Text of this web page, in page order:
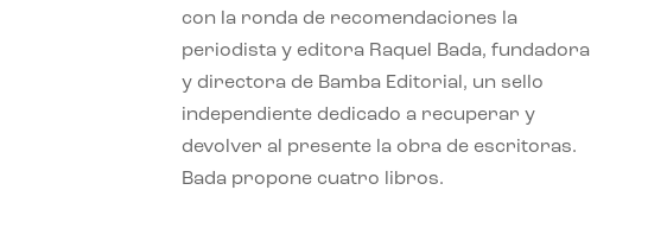
con la ronda de recomendaciones la
periodista y editora Raquel Bada, fundadora
y directora de Bamba Editorial, un sello
independiente dedicado a recuperar y
devolver al presente la obra de escritoras.
Bada propone cuatro libros.